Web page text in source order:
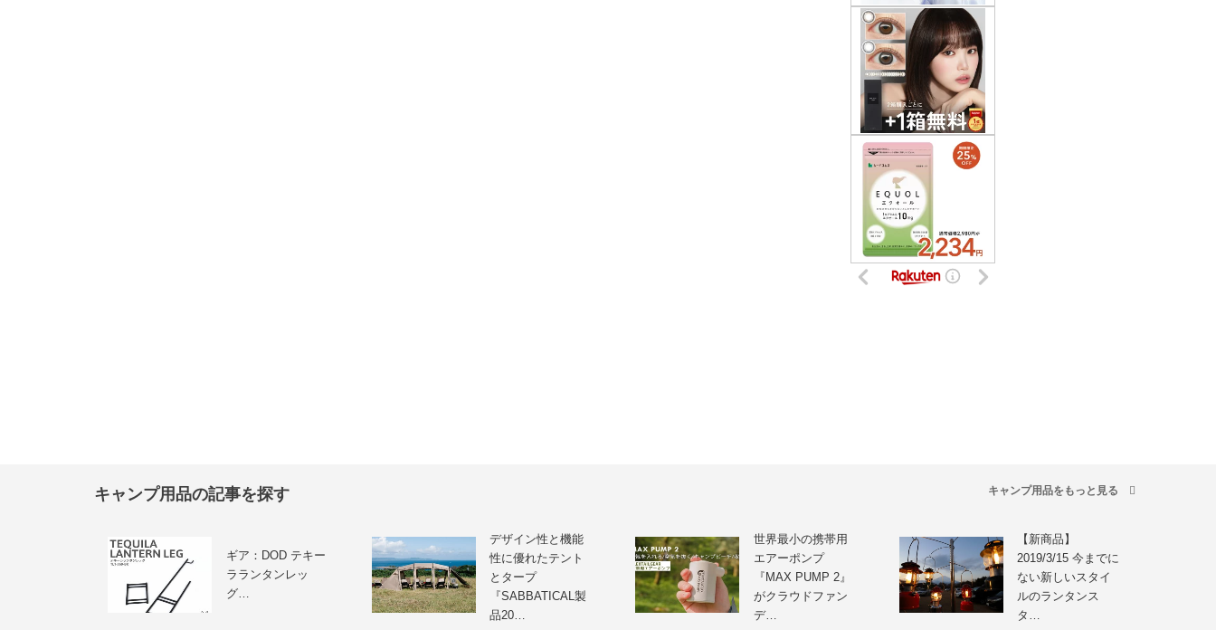
キャンプ用品の記事を探す キャンプ用品をもっと見る
ギア：DOD テキー
ラランタンレッ
グ…
デザイン性と機能
性に優れたテント
とタープ
『SABBATICAL製
品20…
世界最小の携帯用
エアーポンプ
『MAX PUMP 2』
がクラウドファン
デ…
【新商品】
2019/3/15 今までに
ない新しいスタイ
ルのランタンス
タ…